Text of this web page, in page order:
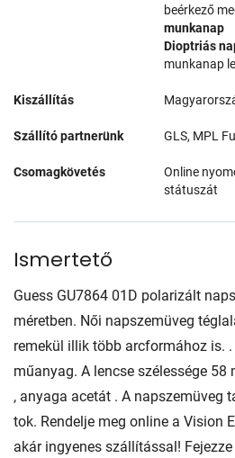
beérkező
munkanap
Dioptriás
munkanap
Kiszállítás
Szállító partnerünk GLS, MPL
Csomagkövetés
Online
státuszát
Ismertető
Guess GU7864 01D polarizált
méretben. Női napszemüveg
remekül illik több arcformához is. .
műanyag. A lencse szélessége
, anyaga acetát . A napszemüveg
tok. Rendelje meg online a Vision
akár ingyenes szállítással!